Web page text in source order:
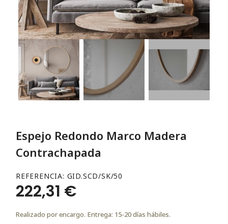
Espejo Redondo Marco Madera
Contrachapada
REFERENCIA GID.SCD/SK/50
222,31 €
Realizado por encargo. Entrega: 15-20 días hábiles.